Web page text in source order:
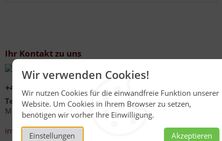
Wir verwenden Cookies!
Wir nutzen Cookies für die einwandfreie Funktion unserer
Website. Um Cookies in Ihrem Browser zu setzen,
benötigen wir vorher Ihre Einwilligung.
Einstellungen Akzeptieren
Ihr Kontakt zu uns
+49 (0)6267 1021
Telefonzeiten
Mo - Fr 08:00 - 12:00 Uhr
13:30 - 17:00 Uhr
info@honig-reinmuth.de